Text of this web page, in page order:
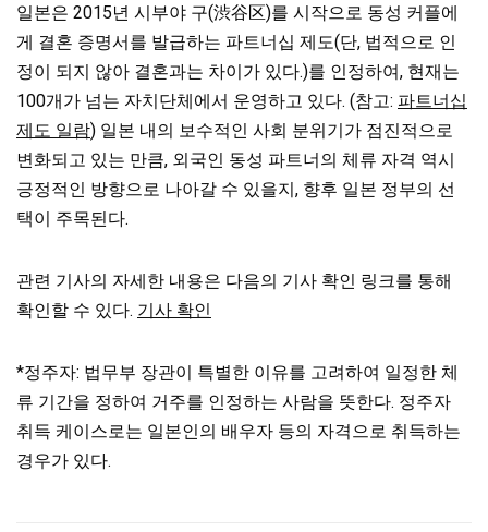
일본은 2015년 시부야 구(渋谷区)를 시작으로 동성 커플에
게 결혼 증명서를 발급하는 파트너십 제도(단, 법적으로 인
정이 되지 않아 결혼과는 차이가 있다.)를 인정하여, 현재는
100개가 넘는 자치단체에서 운영하고 있다. (참고: 파트너십
제도 일람) 일본 내의 보수적인 사회 분위기가 점진적으로
변화되고 있는 만큼, 외국인 동성 파트너의 체류 자격 역시
긍정적인 방향으로 나아갈 수 있을지, 향후 일본 정부의 선
택이 주목된다.
관련 기사의 자세한 내용은 다음의 기사 확인 링크를 통해
확인할 수 있다. 기사 확인
*정주자: 법무부 장관이 특별한 이유를 고려하여 일정한 체
류 기간을 정하여 거주를 인정하는 사람을 뜻한다. 정주자
취득 케이스로는 일본인의 배우자 등의 자격으로 취득하는
경우가 있다.